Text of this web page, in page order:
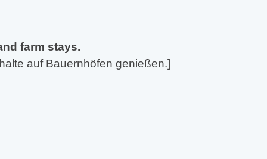
farm stays.
auf Bauernhöfen genießen.]